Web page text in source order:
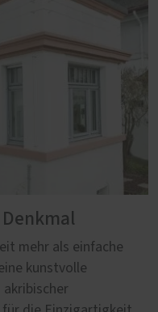
mehr als einfache
kunstvolle
akribischer